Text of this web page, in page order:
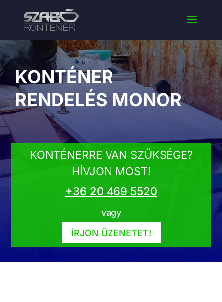
KONTÉNER
RENDELÉS MONOR
KONTÉNERRE VAN SZÜKSÉGE?
HÍVJON MOST!
+36 20 469 5520
vagy
ÍRJON ÜZENETET!